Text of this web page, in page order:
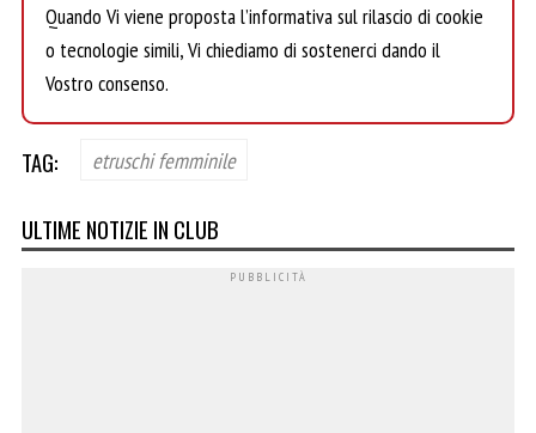
Quando Vi viene proposta l’informativa sul rilascio di cookie
o tecnologie simili, Vi chiediamo di sostenerci dando il
Vostro consenso.
TAG: etruschi femminile
ULTIME NOTIZIE IN CLUB